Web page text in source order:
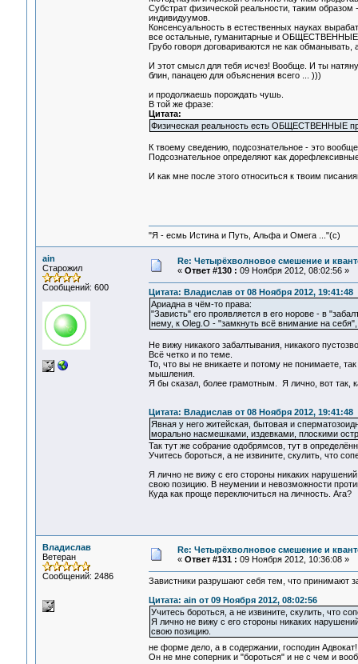
Субстрат физической реальности, таким
индивидуумов.
Консенсуальность в естественных науках
все остальные, гуманитарные и ОБЩЕСТВЕННЫЕ
Грубо говоря договариваются не как обманывать,
И этот смысл для тебя исчез! Вообще. И ты
блин, панацею для объяснения всего ... )))
и продолжаешь порождать чушь.
В той же фразе:
Цитата:
Физическая реальность есть ОБЩЕСТВЕННЫЕ
К твоему сведению, подсознательное - это
Подсознательное определяют как
И как мне после этого относиться к твоим
"Я - есмь Истина и Путь, Альфа и Омега ..."(с)
ain
Старожил
Сообщений: 600
Re: Четырёхволновое смешение и
« Ответ #130 : 09 Ноября 2012, 08:02:56 »
Цитата: Владислав от 08 Ноября 2012, 19:41:48
Ариадна в чём-то права:
"Зависть" его проявляется в его норове - в
нему, к Oleg.O - "замкнуть всё внимание на
Не вижу никакого забалтывания, никакого
Всё четко и по теме.
То, что вы не вникаете и потому не понимаете,
мышления.
Я бы сказал, более грамотным. Я лично, вот так,
Цитата: Владислав от 08 Ноября 2012, 19:41:48
Явная у него житейская, бытовая и
морально насмешками, издевками, плоскими
Так тут же собрание одобрямсов, тут в
Учитесь бороться, а не извините, скулить, что
Я лично не вижу с его стороны никаких
свою позицию. В неумении и невозможности
Куда как проще переключиться на личность. Ага?
Владислав
Ветеран
Сообщений: 2486
Re: Четырёхволновое смешение и
« Ответ #131 : 09 Ноября 2012, 10:36:08 »
Завистники разрушают себя тем, что принимают
Цитата: ain от 09 Ноября 2012, 08:02:56
Учитесь бороться, а не извините, скулить, что
Я лично не вижу с его стороны никаких
свою позицию.
не форме дело, а в содержании, господин
Он не мне соперник и "бороться" и не с чем и